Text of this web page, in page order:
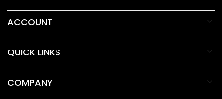
ACCOUNT
QUICK LINKS
COMPANY